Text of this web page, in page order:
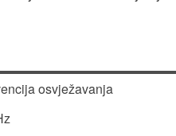
osvježavanja